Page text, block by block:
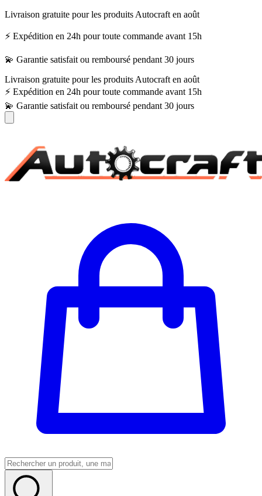
Livraison gratuite pour les produits Autocraft en août
⚡ Expédition en 24h pour toute commande avant 15h
💫 Garantie satisfait ou remboursé pendant 30 jours
Livraison gratuite pour les produits Autocraft en août
⚡ Expédition en 24h pour toute commande avant 15h
💫 Garantie satisfait ou remboursé pendant 30 jours